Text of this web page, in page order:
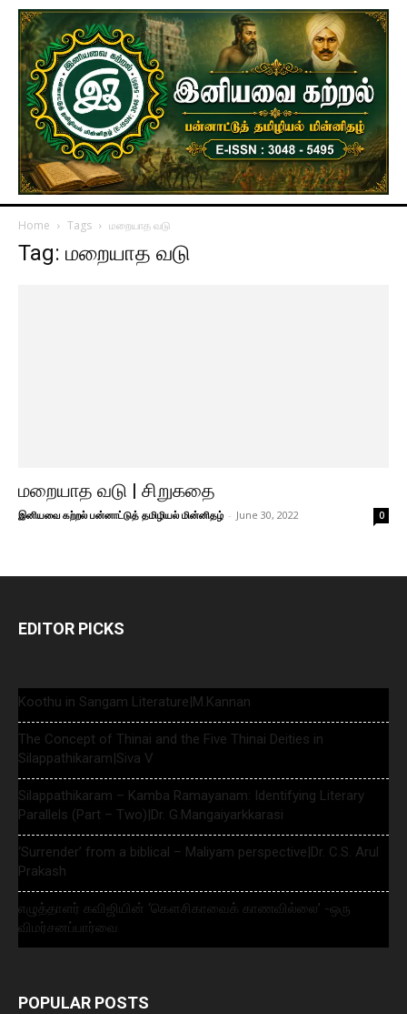
Home Tags மறையாத வடு
Tag: மறையாத வடு
மறையாத வடு | சிறுகதை
இனியவை கற்றல் பன்னாட்டுத் தமிழியல் மின்னிதழ் - June 30, 2022 0
EDITOR PICKS
Koothu in Sangam Literature|M.Kannan
The Concept of Thinai and the Five Thinai Deities in
Silappathikaram|Siva V
Silappathikaram – Kamba Ramayanam: Identifying Literary
Parallels (Part – Two)|Dr. G.Mangaiyarkkarasi
‘Surrender’ from a biblical – Maliyam perspective|Dr. C.S. Arul
Prakash
எழுத்தாளர் கவிஜியின் ‘கௌசிகாவைக் காணவில்லை’ -ஒரு
விமர்சனப்பார்வை
POPULAR POSTS